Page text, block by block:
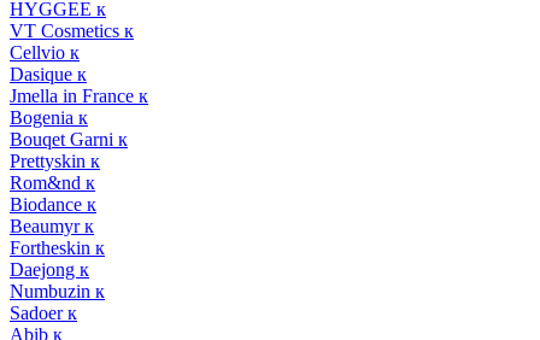
HYGGEE к
VT Cosmetics к
Cellvio к
Dasique к
Jmella in France к
Bogenia к
Bouqet Garni к
Prettyskin к
Rom&nd к
Biodance к
Beaumyr к
Fortheskin к
Daejong к
Numbuzin к
Sadoer к
Abib к